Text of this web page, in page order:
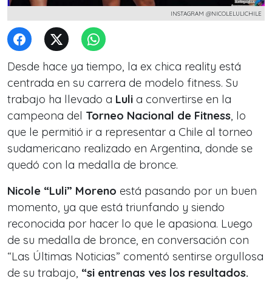
INSTAGRAM @NICOLELULICHILE
Desde hace ya tiempo, la ex chica reality está
centrada en su carrera de modelo fitness. Su
trabajo ha llevado a Luli a convertirse en la
campeona del Torneo Nacional de Fitness, lo
que le permitió ir a representar a Chile al torneo
sudamericano realizado en Argentina, donde se
quedó con la medalla de bronce.
Nicole “Luli” Moreno está pasando por un buen
momento, ya que está triunfando y siendo
reconocida por hacer lo que le apasiona. Luego
de su medalla de bronce, en conversación con
“Las Últimas Noticias” comentó sentirse orgullosa
de su trabajo, “si entrenas ves los resultados.